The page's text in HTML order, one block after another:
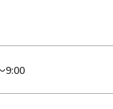
9:00